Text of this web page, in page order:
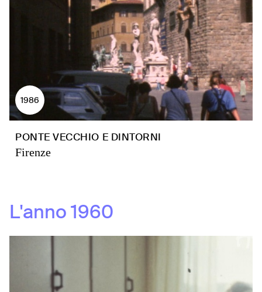
1986
PONTE VECCHIO E DINTORNI
Firenze
L'anno1960